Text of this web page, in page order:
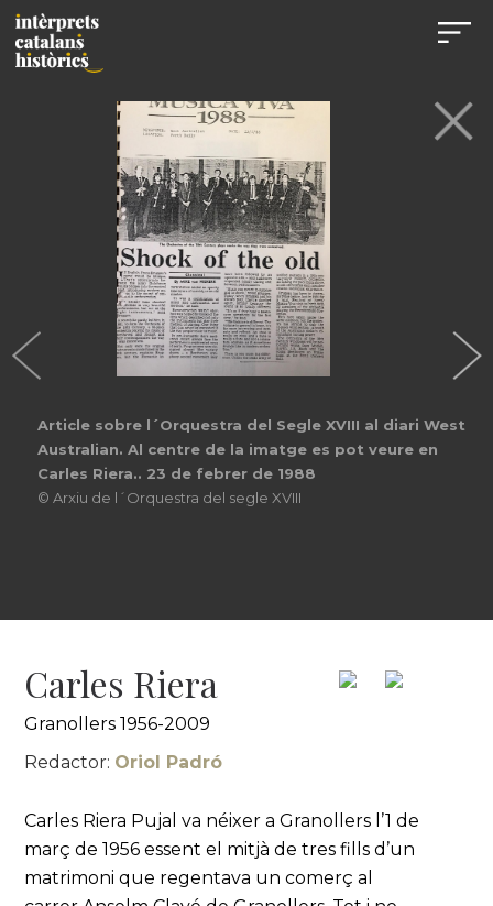
Article sobre l´Orquestra del Segle XVIII al diari West
Australian. Al centre de la imatge es pot veure en
Carles Riera.. 23 de febrer de 1988
© Arxiu de l´Orquestra del segle XVIII
Carles Riera
Granollers 1956-2009
Redactor: Oriol Padró
Carles Riera Pujal va néixer a Granollers l’1 de
març de 1956 essent el mitjà de tres fills d’un
matrimoni que regentava un comerç al